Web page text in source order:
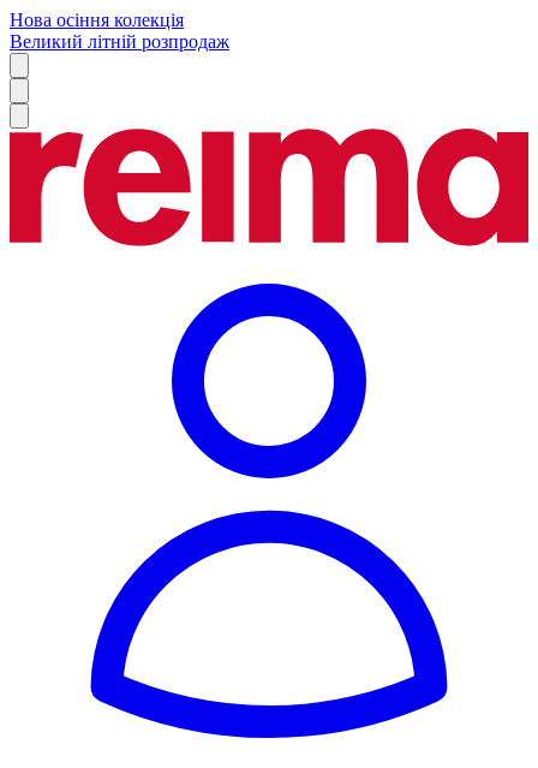
Нова осіння колекція
Великий літній розпродаж